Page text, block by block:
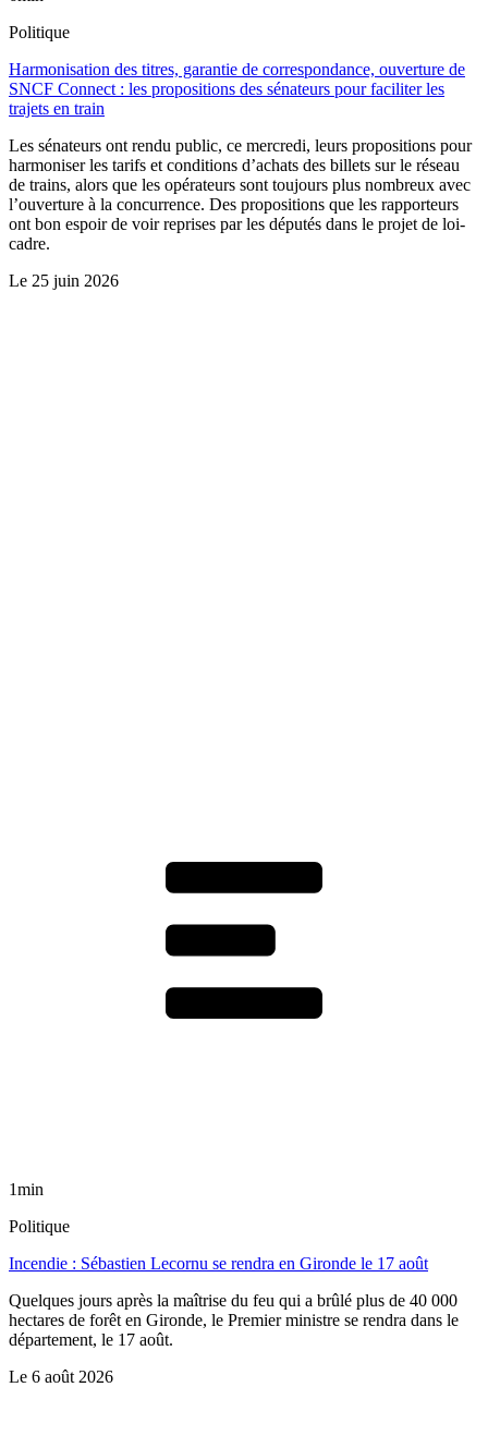
Politique
Harmonisation des titres, garantie de correspondance, ouverture de
SNCF Connect : les propositions des sénateurs pour faciliter les
trajets en train
Les sénateurs ont rendu public, ce mercredi, leurs propositions pour
harmoniser les tarifs et conditions d’achats des billets sur le réseau
de trains, alors que les opérateurs sont toujours plus nombreux avec
l’ouverture à la concurrence. Des propositions que les rapporteurs
ont bon espoir de voir reprises par les députés dans le projet de loi-
cadre.
Le 25 juin 2026
1min
Politique
Incendie : Sébastien Lecornu se rendra en Gironde le 17 août
Quelques jours après la maîtrise du feu qui a brûlé plus de 40 000
hectares de forêt en Gironde, le Premier ministre se rendra dans le
département, le 17 août.
Le 6 août 2026